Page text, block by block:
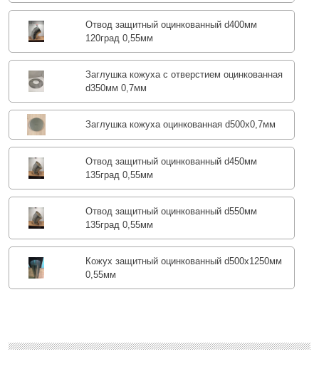
Отвод защитный оцинкованный d400мм
120град 0,55мм
Заглушка кожуха с отверстием оцинкованная
d350мм 0,7мм
Заглушка кожуха оцинкованная d500х0,7мм
Отвод защитный оцинкованный d450мм
135град 0,55мм
Отвод защитный оцинкованный d550мм
135град 0,55мм
Кожух защитный оцинкованный d500х1250мм
0,55мм